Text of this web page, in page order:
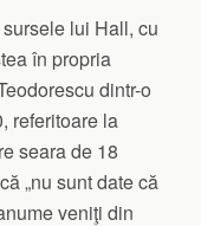
lui Hall, cu
în propria
dintr-o
referitoare la
seara de 18
„nu sunt date că
veniţi din